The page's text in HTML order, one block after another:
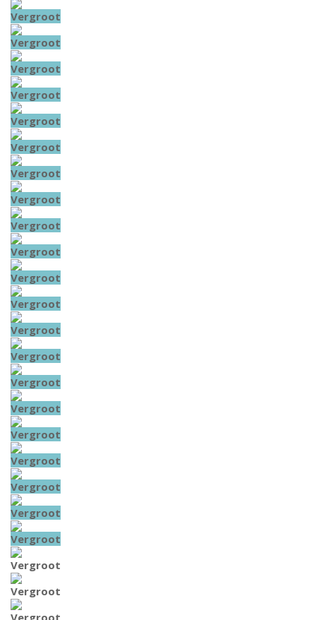
Vergroot
Vergroot
Vergroot
Vergroot
Vergroot
Vergroot
Vergroot
Vergroot
Vergroot
Vergroot
Vergroot
Vergroot
Vergroot
Vergroot
Vergroot
Vergroot
Vergroot
Vergroot
Vergroot
Vergroot
Vergroot
Vergroot
Vergroot
Vergroot